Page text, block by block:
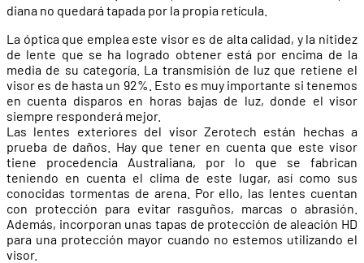
diana no quedará tapada por la propia retícula.
La óptica que emplea este visor es de alta calidad, y la nitidez
de lente que se ha logrado obtener está por encima de la
media de su categoría. La transmisión de luz que retiene el
visor es de hasta un 92%. Esto es muy importante si tenemos
en cuenta disparos en horas bajas de luz, donde el visor
siempre responderá mejor.
Las lentes exteriores del visor Zerotech están hechas a
prueba de daños. Hay que tener en cuenta que este visor
tiene procedencia Australiana, por lo que se fabrican
teniendo en cuenta el clima de este lugar, así como sus
conocidas tormentas de arena. Por ello, las lentes cuentan
con protección para evitar rasguños, marcas o abrasión.
Además, incorporan unas tapas de protección de aleación HD
para una protección mayor cuando no estemos utilizando el
visor.